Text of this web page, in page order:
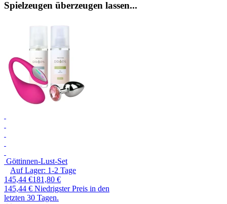
Spielzeugen überzeugen lassen...
Göttinnen-Lust-Set
Auf Lager: 1-2 Tage
145,44 €181,80 €
145,44 € Niedrigster Preis in den
letzten 30 Tagen.